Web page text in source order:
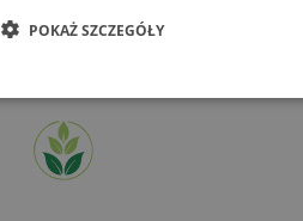
POKAŻ SZCZEGÓŁY